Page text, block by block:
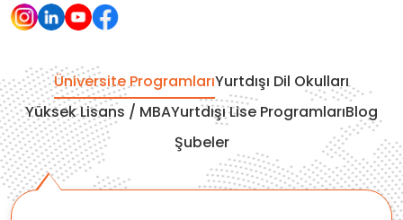
Çekya
İrlanda
İsviçre
Polonya
Üniversite ProgramlarıYurtdışı Dil Okulları
Yüksek Lisans / MBAYurtdışı Lise ProgramlarıBlog
Şubeler